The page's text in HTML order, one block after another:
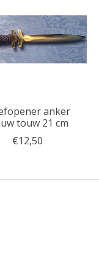
anker
touw 21 cm
€12,50